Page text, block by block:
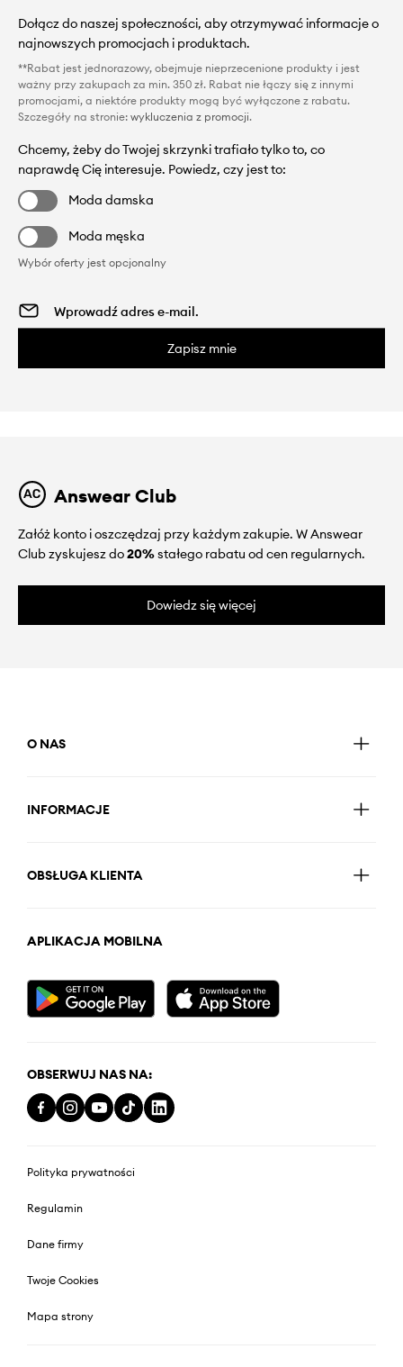
Dołącz do naszej społeczności, aby otrzymywać informacje o
najnowszych promocjach i produktach.
**Rabat jest jednorazowy, obejmuje nieprzecenione produkty i jest
ważny przy zakupach za min. 350 zł. Rabat nie łączy się z innymi
promocjami, a niektóre produkty mogą być wyłączone z rabatu.
Szczegóły na stronie: wykluczenia z promocji.
Chcemy, żeby do Twojej skrzynki trafiało tylko to, co
naprawdę Cię interesuje. Powiedz, czy jest to:
Moda damska
Moda męska
Wybór oferty jest opcjonalny
Zapisz mnie
Answear Club
Załóż konto i oszczędzaj przy każdym zakupie. W Answear
Club zyskujesz do20%stałego rabatu od cen regularnych.
Dowiedz się więcej
O NAS
INFORMACJE
OBSŁUGA KLIENTA
APLIKACJA MOBILNA
OBSERWUJ NAS NA:
Polityka prywatności
Regulamin
Dane firmy
Twoje Cookies
Mapa strony